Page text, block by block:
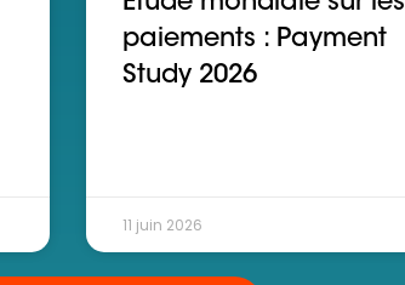
paiements : Payment
Study 2026
11 juin 2026